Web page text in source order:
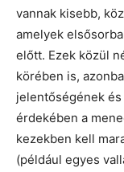
vannak kisebb,
amelyek
előtt. Ezek közül
körében is,
jelentőségének
érdekében a
kezekben kell
(például egyes